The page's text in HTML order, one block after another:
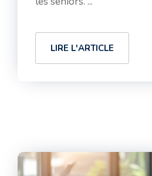
LIRE L'ARTICLE